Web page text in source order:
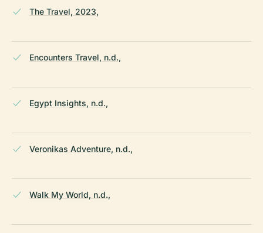
The Travel, 2023,
Encounters Travel, n.d.,
Egypt Insights, n.d.,
Veronikas Adventure, n.d.,
Walk My World, n.d.,